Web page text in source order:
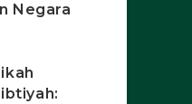
Negara